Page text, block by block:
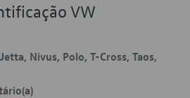
VW
Nivus, Polo, T-Cross, Taos,